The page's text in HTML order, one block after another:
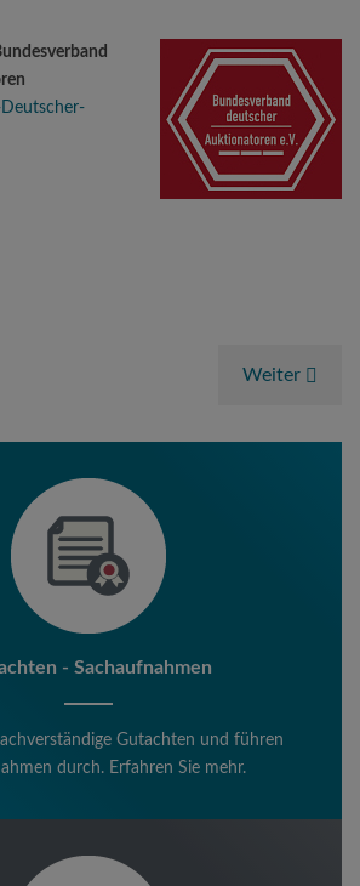
Weiter
- Sachaufnahmen
Gutachten und führen
durch. Erfahren Sie mehr.